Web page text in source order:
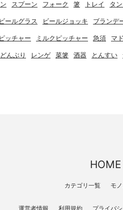
スプーン フォーク 箸 トレイ タ
ビールグラス ビールジョッキ ブランデ
ピッチャー ミルクピッチャー 急須 マ
んぶり レンゲ 菜箸 酒器 とんすい
HOME
カテゴリ一覧 モ
運営者情報 利用規約 プライバ